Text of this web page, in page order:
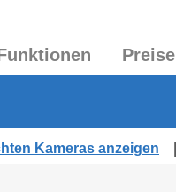
Preise
Kameras anzeigen